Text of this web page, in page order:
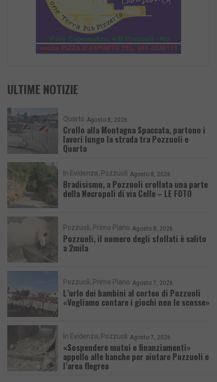
ULTIME NOTIZIE
Quarto Agosto 8, 2026
Crollo alla Montagna Spaccata, partono i
lavori lungo la strada tra Pozzuoli e
Quarto
In Evidenza Pozzuoli Agosto 8, 2026
Bradisismo, a Pozzuoli crollata una parte
della Necropoli di via Celle – LE FOTO
Pozzuoli Primo Piano Agosto 8, 2026
Pozzuoli, il numero degli sfollati è salito
a 2mila
Pozzuoli Primo Piano Agosto 7, 2026
L’urlo dei bambini al corteo di Pozzuoli
«Vogliamo contare i giochi non le scosse»
In Evidenza Pozzuoli Agosto 7, 2026
«Sospendere mutui e finanziamenti»
appello alle banche per aiutare Pozzuoli e
l’area flegrea